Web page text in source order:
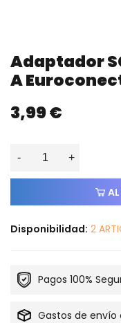
Adaptador
A
3,99 €
- +
Disponibilidad: 2
Pagos 100%
Gastos de